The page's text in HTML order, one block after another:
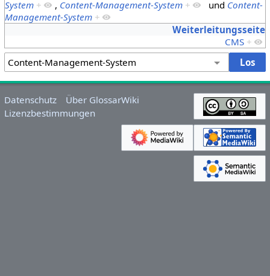
System + , Content-Management-System + und Content-
Management-System +
Weiterleitungsseite
CMS +
Datenschutz
Über GlossarWiki
Lizenzbestimmungen